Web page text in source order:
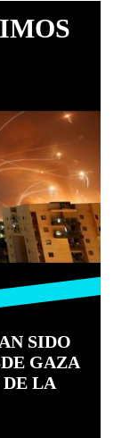
SIDO
GAZA
LA